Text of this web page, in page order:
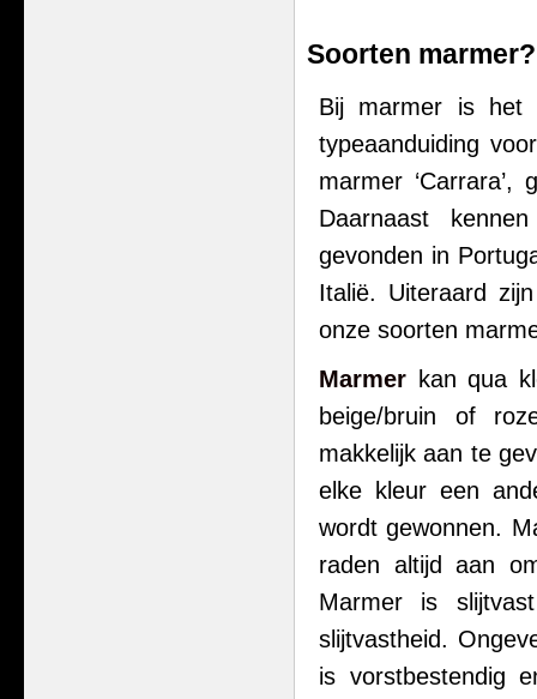
Soorten marmer?
Bij marmer is het
typeaanduiding
marmer
Daarnaast
gevonden in
Italië. Uiteraard
onze soorten
Marmer kan qua
beige/bruin of
makkelijk aan te
elke kleur een
wordt gewonnen.
raden altijd aan
Marmer is
slijtvastheid.
is vorstbestendig